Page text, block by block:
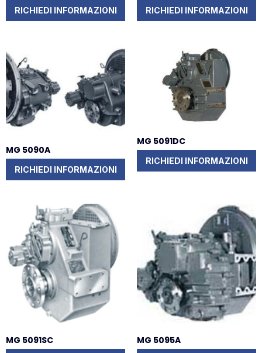
RICHIEDI INFORMAZIONI RICHIEDI INFORMAZIONI
MG 5090A
RICHIEDI INFORMAZIONI
MG 5091DC
RICHIEDI INFORMAZIONI
MG 5091SC MG 5095A